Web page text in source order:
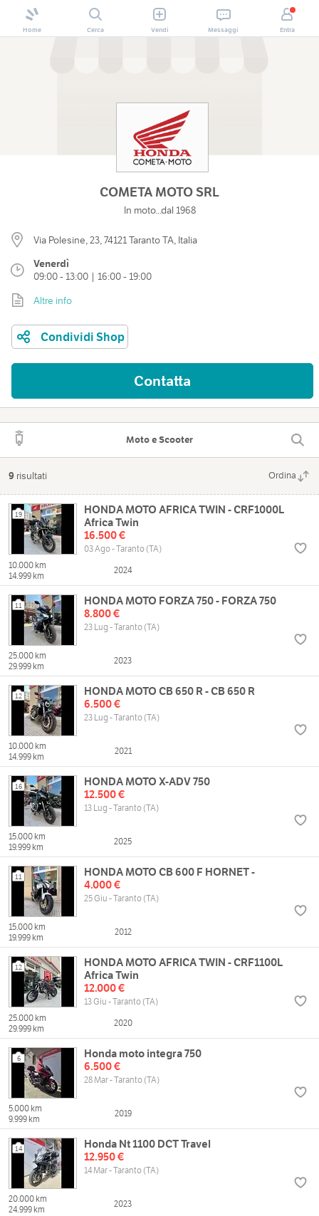
Home Cerca Vendi Messaggi Entra
COMETA MOTO SRL
In moto...dal 1968
Via Polesine, 23, 74121 Taranto TA, Italia
Venerdì
09:00 - 13:00 | 16:00 - 19:00
Altre info
Condividi Shop
Contatta
Moto e Scooter
9 risultati Ordina
19
HONDA MOTO AFRICA TWIN - CRF1000L
Africa Twin
16.500 €
03 Ago - Taranto (TA)
10.000 km
14.999 km
2024
11
HONDA MOTO FORZA 750 - FORZA 750
8.800 €
23 Lug - Taranto (TA)
25.000 km
29.999 km
2023
12
HONDA MOTO CB 650 R - CB 650 R
6.500 €
23 Lug - Taranto (TA)
10.000 km
14.999 km
2021
16
HONDA MOTO X-ADV 750
12.500 €
13 Lug - Taranto (TA)
15.000 km
19.999 km
2025
11
HONDA MOTO CB 600 F HORNET -
4.000 €
25 Giu - Taranto (TA)
15.000 km
19.999 km
2012
12
HONDA MOTO AFRICA TWIN - CRF1100L
Africa Twin
12.000 €
13 Giu - Taranto (TA)
25.000 km
29.999 km
2020
6
Honda moto integra 750
6.500 €
28 Mar - Taranto (TA)
5.000 km
9.999 km
2019
14
Honda Nt 1100 DCT Travel
12.950 €
14 Mar - Taranto (TA)
20.000 km
24.999 km
2023